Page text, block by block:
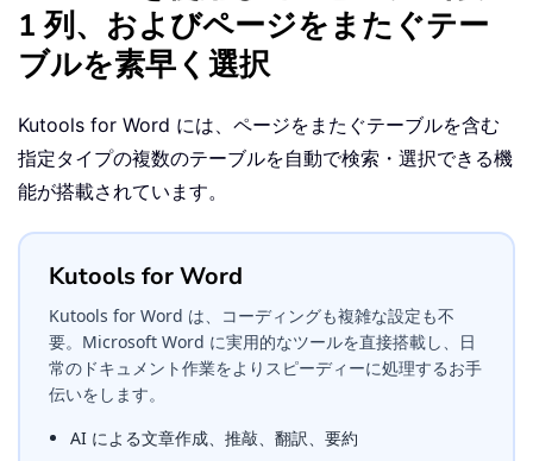
1 列、およびページをまたぐテー
ブルを素早く選択
Kutools for Word には、ページをまたぐテーブルを含む
指定タイプの複数のテーブルを自動で検索・選択できる機
能が搭載されています。
Kutools for Word
Kutools for Word は、コーディングも複雑な設定も不
要。Microsoft Word に実用的なツールを直接搭載し、日
常のドキュメント作業をよりスピーディーに処理するお手
伝いをします。
AI による文章作成、推敲、翻訳、要約